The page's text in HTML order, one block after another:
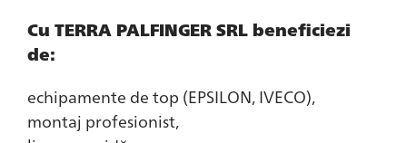
Cu TERRA PALFINGER SRL beneficiezi
de:
echipamente de top (EPSILON, IVECO),
montaj profesionist,